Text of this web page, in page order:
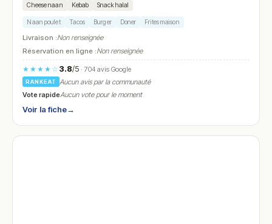
Cheese naan Kebab Snack halal
Naan poulet Tacos Burger Doner Frites maison
Livraison :Non renseignée
Réservation en ligne :Non renseignée
★★★★☆ 3.8/5· 704 avis Google
RANKEAT
Aucun avis par la communauté
Vote rapideAucun vote pour le moment
Voir la fiche→